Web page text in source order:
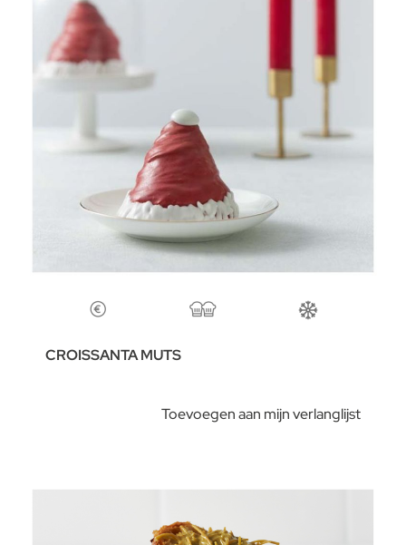
CROISSANTA MUTS
Toevoegen aan mijn verlanglijst